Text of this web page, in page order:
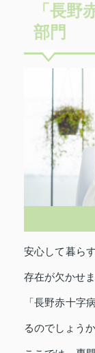
「長野
部門
安心して暮ら
存在が欠かせま
「長野赤十字
るのでしょうか